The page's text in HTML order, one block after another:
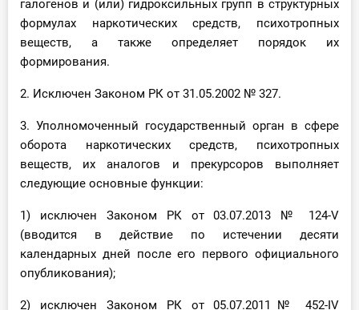
галогенов и (или) гидроксильных групп в структурных
формулах наркотических средств, психотропных
веществ, а также определяет порядок их
формирования.
2. Исключен Законом РК от 31.05.2002 № 327.
3. Уполномоченный государственный орган в сфере
оборота наркотических средств, психотропных
веществ, их аналогов и прекурсоров выполняет
следующие основные функции:
1) исключен Законом РК от 03.07.2013 № 124-V
(вводится в действие по истечении десяти
календарных дней после его первого официального
опубликования);
2) исключен Законом РК от 05.07.2011№ 452-IV